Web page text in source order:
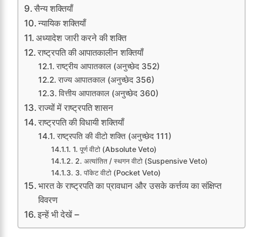
सैन्य शक्तियाँ
न्यायिक शक्तियाँ
अध्यादेश जारी करने की शक्ति
राष्ट्रपति की आपातकालीन शक्तियाँ
राष्ट्रीय आपातकाल (अनुच्छेद 352)
राज्य आपातकाल (अनुच्छेद 356)
वित्तीय आपातकाल (अनुच्छेद 360)
राज्यों में राष्ट्रपति शासन
राष्ट्रपति की विधायी शक्तियाँ
राष्ट्रपति की वीटो शक्ति (अनुच्छेद 111)
1. पूर्ण वीटो (Absolute Veto)
2. अत्यांतित / स्थगन वीटो (Suspensive Veto)
3. पॉकेट वीटो (Pocket Veto)
भारत के राष्ट्रपति का प्रावधान और उसके कर्त्तव्य का संक्षिप्त
विवरण
इन्हें भी देखें –